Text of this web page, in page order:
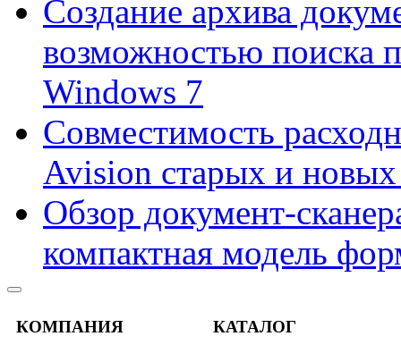
Создание архива
возможностью поиска
Windows 7
Совместимость
Avision старых и новых
Обзор документ-
компактная модель
КОМПАНИЯ КАТАЛОГ